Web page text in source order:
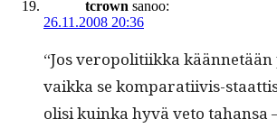
tcrown sanoo:
26.11.2008 20:36
“Jos veropoli­ti­ik­ka
vaik­ka se kom­para­ti­ivis-
olisi kuin­ka hyvä veto tahansa